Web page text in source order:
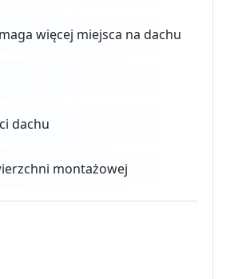
więcej miejsca na dachu
dachu
montażowej